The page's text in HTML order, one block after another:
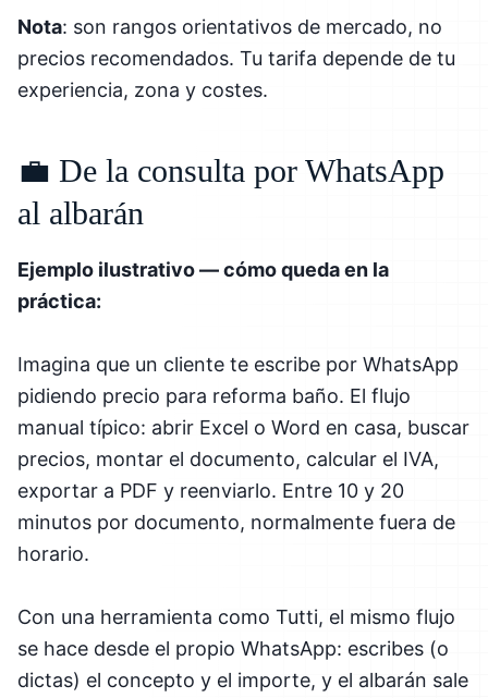
Nota: son rangos orientativos de mercado, no
precios recomendados. Tu tarifa depende de tu
experiencia, zona y costes.
💼 De la consulta por WhatsApp
al albarán
Ejemplo ilustrativo — cómo queda en la
práctica:
Imagina que un cliente te escribe por WhatsApp
pidiendo precio para reforma baño. El flujo
manual típico: abrir Excel o Word en casa, buscar
precios, montar el documento, calcular el IVA,
exportar a PDF y reenviarlo. Entre 10 y 20
minutos por documento, normalmente fuera de
horario.
Con una herramienta como Tutti, el mismo flujo
se hace desde el propio WhatsApp: escribes (o
dictas) el concepto y el importe, y el albarán sale